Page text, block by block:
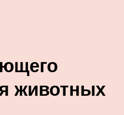
животных